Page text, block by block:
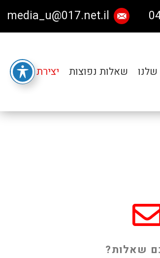
media_u@017.net.il
שאלות נפוצות יצירת קשר
שאלות?